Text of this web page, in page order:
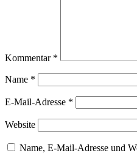
Kommentar *
Name *
E-Mail-Adresse *
Website
Name, E-Mail-Adresse und